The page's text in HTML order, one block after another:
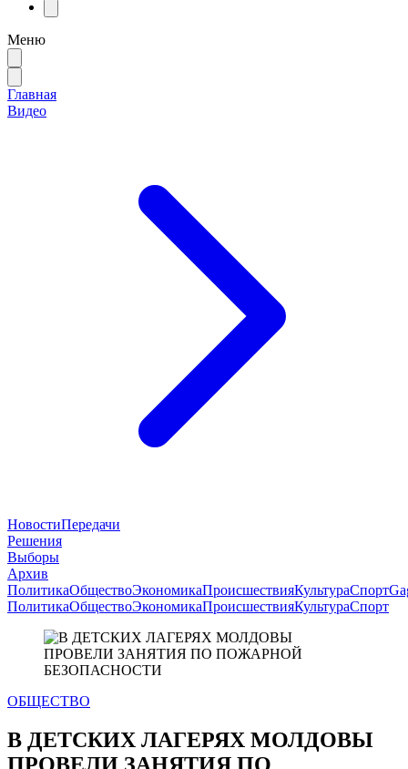
Меню
Главная
Видео
НовостиПередачи
Решения
Выборы
Архив
ПолитикаОбществоЭкономикаПроисшествияКультураСпорт
ПолитикаОбществоЭкономикаПроисшествияКультураСпорт
ОБЩЕСТВО
В ДЕТСКИХ ЛАГЕРЯХ МОЛДОВЫ